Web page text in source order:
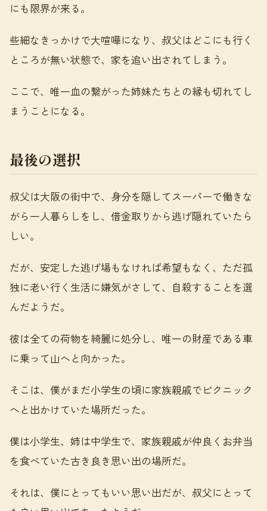
にも限界が来る。
些細なきっかけで大喧嘩になり、叔父はどこにも行く
ところが無い状態で、家を追い出されてしまう。
ここで、唯一血の繋がった姉妹たちとの縁も切れてし
まうことになる。
最後の選択
叔父は大阪の街中で、身分を隠してスーパーで働きな
がら一人暮らしをし、借金取りから逃げ隠れていたら
しい。
だが、安定した逃げ場もなければ希望もなく、ただ孤
独に老い行く生活に嫌気がさして、自殺することを選
んだようだ。
彼は全ての荷物を綺麗に処分し、唯一の財産である車
に乗って山へと向かった。
そこは、僕がまだ小学生の頃に家族親戚でピクニック
へと出かけていた場所だった。
僕は小学生、姉は中学生で、家族親戚が仲良くお弁当
を食べていた古き良き思い出の場所だ。
それは、僕にとってもいい思い出だが、叔父にとって